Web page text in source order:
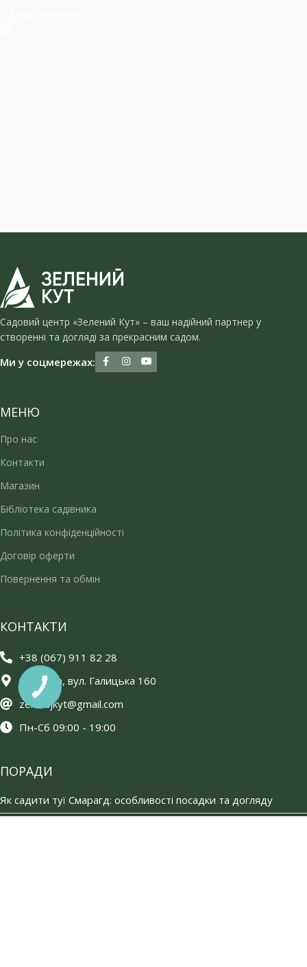
Садовий центр «Зелений Кут» – ваш надійний партнер у
створенні та догляді за прекрасним садом.
Ми у соцмережах:
МЕНЮ
Про нас
Контакти
Магазин
Бібліотека садівника
Політика конфіденційності
Договір оферти
Повернення та обмін
КОНТАКТИ
+38 (067) 911 82 28
м. Бібрка, вул. Галицька 160
zelenujkyt@gmail.com
Пн-Сб 09:00 - 19:00
ПОРАДИ
Як садити туї Смарагд: особливості посадки та догляду
КНОПКА
ЗВ'ЯЗКУ